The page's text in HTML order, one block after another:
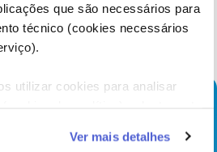
que são necessários para
técnico (cookies necessários
utilizar cookies para analisar
de personalização e
Ver mais detalhes